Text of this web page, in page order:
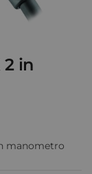
2 in
manometro